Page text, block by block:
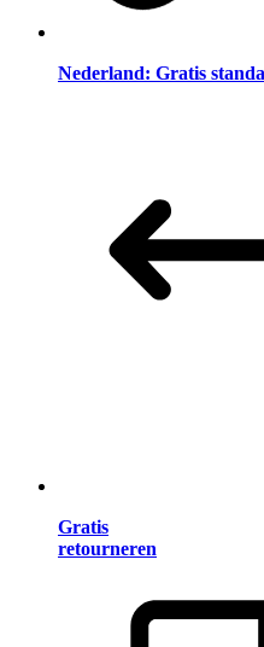
Nederland: Gratis
Gratis
retourneren